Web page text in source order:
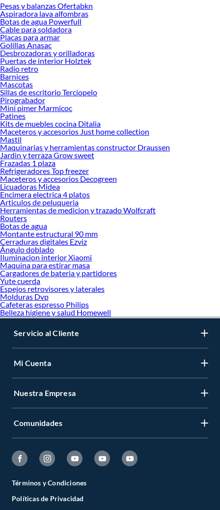
Pesas y balanzas Ofertabkn
Aspiradora lava alfombras
Botas de agua Powerfull
Cable para soldadora
Placas para armar
Golillas Anasac
Desbrozadoras y orilladoras
Puertas de interior Holztek
Radio retro
Barnices
Mascotas
Sillas de escritorio Terciopelo
Pirograbador
Mini pimer Marmicoc
Patines
Kits de muebles cocina Ditalia
Maceteros y accesorios Just home collection
Mastil
Maquinarias y herramientas constructor Draussen
Jardin y terraza Grow sweet
Frazadas 1 plaza
Refrigeradores Top freezer
Maceteros y accesorios Decogreen
Licuadoras Midea
Encimera electrica 4 platos
Articulos de peluqueria
Herramientas de medicion y trazado Wolfcraft
Routers
Botas de agua
Montante estructural 90 mm
Cerraduras digitales Ezviz
Ángulo doblado
Iluminacion interior Xiaomi
Maquina para estirar masa
Cargadores de bateria y partidores
Yute cuerda
Espejos retrovisores y laterales
Molduras Dvp
Cafeteras espresso Philips
Belleza higiene y salud Homewell
Servicio al Cliente
Mi Cuenta
Nuestra Empresa
Comunidades
Términos y Condiciones
Políticas de Privacidad